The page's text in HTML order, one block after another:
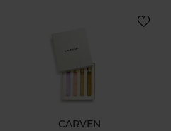
CARVEN